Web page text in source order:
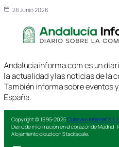
28 Junio 2026
Andaluciainforma.com es un
la actualidad y las noticias de la
También informa sobre eventos
España.
Copyright © 1995-2025Colorvivo Internet
Diario de información en el corazón de Madrid.
Alojamiento cloud con Stackscale.